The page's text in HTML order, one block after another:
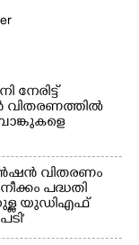
വിതരണത്തിൽ
വിതരണം
പദ്ധതി
യുഡിഎഫ്